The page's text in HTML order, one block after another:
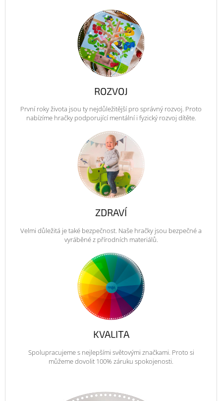
ROZVOJ
První roky života jsou ty nejdůležitější pro správný rozvoj. Proto
nabízíme hračky podporující mentální i fyzický rozvoj dítěte.
ZDRAVÍ
Velmi důležitá je také bezpečnost. Naše hračky jsou bezpečné a
vyráběné z přírodních materiálů.
KVALITA
Spolupracujeme s nejlepšími světovými značkami. Proto si
můžeme dovolit 100% záruku spokojenosti.